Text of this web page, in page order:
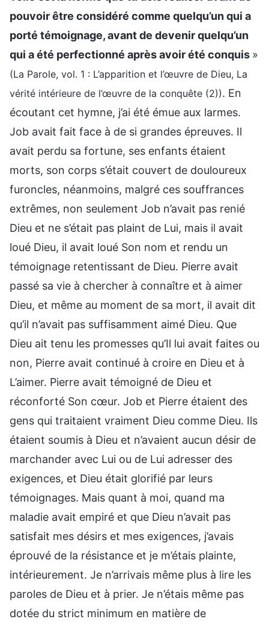
pouvoir être considéré comme quelqu’un qui a
porté témoignage, avant de devenir quelqu’un
qui a été perfectionné après avoir été conquis »
(La Parole, vol. 1 : L’apparition et l’œuvre de Dieu, La
vérité intérieure de l’œuvre de la conquête (2)). En
écoutant cet hymne, j’ai été émue aux larmes.
Job avait fait face à de si grandes épreuves. Il
avait perdu sa fortune, ses enfants étaient
morts, son corps s’était couvert de douloureux
furoncles, néanmoins, malgré ces souffrances
extrêmes, non seulement Job n’avait pas renié
Dieu et ne s’était pas plaint de Lui, mais il avait
loué Dieu, il avait loué Son nom et rendu un
témoignage retentissant de Dieu. Pierre avait
passé sa vie à chercher à connaître et à aimer
Dieu, et même au moment de sa mort, il avait dit
qu’il n’avait pas suffisamment aimé Dieu. Que
Dieu ait tenu les promesses qu’Il lui avait faites ou
non, Pierre avait continué à croire en Dieu et à
L’aimer. Pierre avait témoigné de Dieu et
réconforté Son cœur. Job et Pierre étaient des
gens qui traitaient vraiment Dieu comme Dieu. Ils
étaient soumis à Dieu et n’avaient aucun désir de
marchander avec Lui ou de Lui adresser des
exigences, et Dieu était glorifié par leurs
témoignages. Mais quant à moi, quand ma
maladie avait empiré et que Dieu n’avait pas
satisfait mes désirs et mes exigences, j’avais
éprouvé de la résistance et je m’étais plainte,
intérieurement. Je n’arrivais même plus à lire les
paroles de Dieu et à prier. Je n’étais même pas
dotée du strict minimum en matière de